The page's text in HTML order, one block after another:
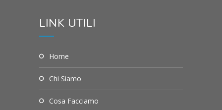
LINK UTILI
Home
Chi Siamo
Cosa Facciamo